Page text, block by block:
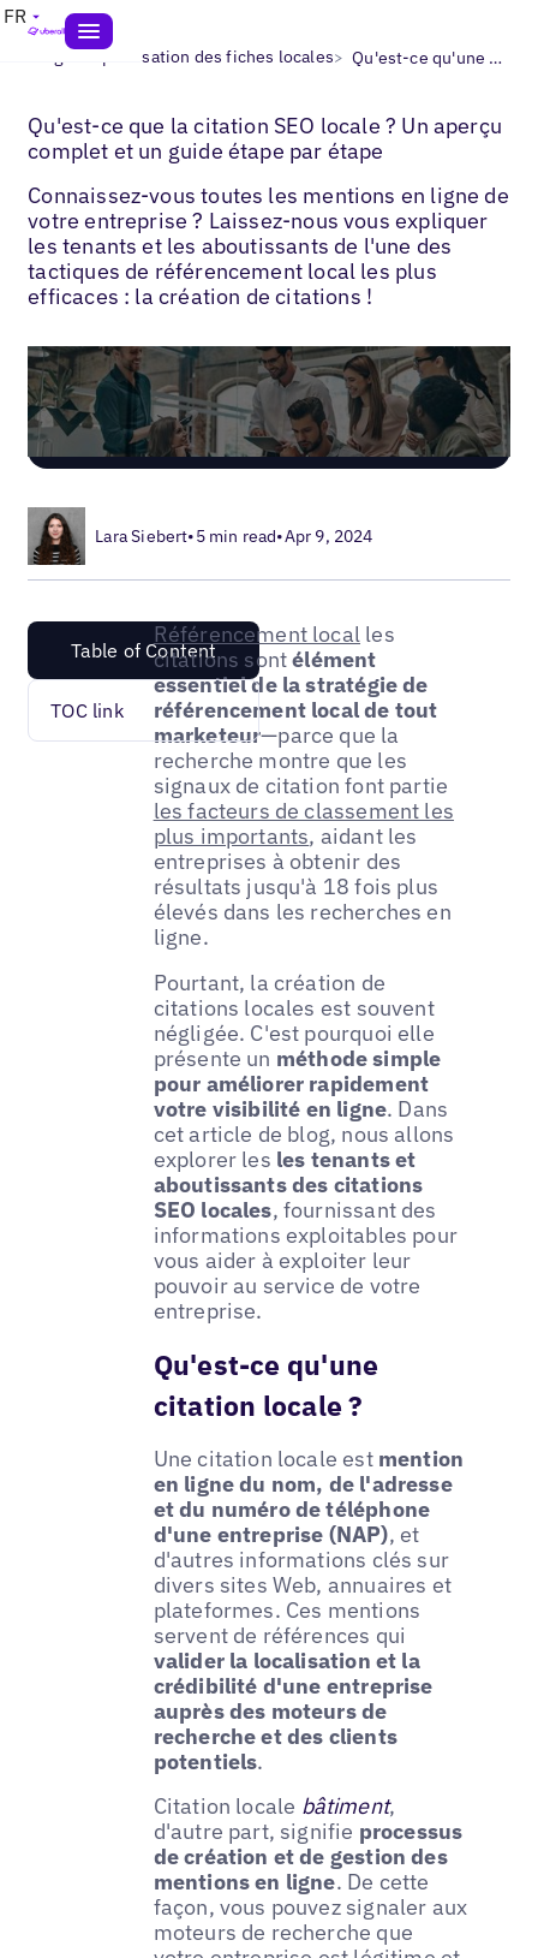
FR
Blogs> Optimisation des fiches locales> Qu'est-ce qu'une citation SEO locale ?
Qu'est-ce que la citation SEO locale ? Un aperçu
complet et un guide étape par étape
Connaissez-vous toutes les mentions en ligne de
votre entreprise ? Laissez-nous vous expliquer
les tenants et les aboutissants de l'une des
tactiques de référencement local les plus
efficaces : la création de citations !
Lara Siebert•5 min read•Apr 9, 2024
Table of Content
TOC link
Référencement local les
citations sontélément
essentiel de la stratégie de
référencement local de tout
marketeur—parce que la
recherche montre que les
signaux de citation font partie
les facteurs de classement les
plus importants, aidant les
entreprises à obtenir des
résultats jusqu'à 18 fois plus
élevés dans les recherches en
ligne.
Pourtant, la création de
citations locales est souvent
négligée. C'est pourquoi elle
présente un méthode simple
pour améliorer rapidement
votre visibilité en ligne. Dans
cet article de blog, nous allons
explorer les les tenants et
aboutissants des citations
SEO locales, fournissant des
informations exploitables pour
vous aider à exploiter leur
pouvoir au service de votre
entreprise.
Qu'est-ce qu'une
citation locale ?
Une citation locale est mention
en ligne du nom, de l'adresse
et du numéro de téléphone
d'une entreprise (NAP), et
d'autres informations clés sur
divers sites Web, annuaires et
plateformes. Ces mentions
servent de références qui
valider la localisation et la
crédibilité d'une entreprise
auprès des moteurs de
recherche et des clients
potentiels.
Citation locale bâtiment,
d'autre part, signifie processus
de création et de gestion des
mentions en ligne. De cette
façon, vous pouvez signaler aux
moteurs de recherche que